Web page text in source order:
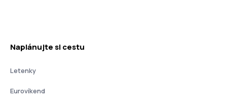
Naplánujte si cestu
Letenky
Eurovíkend